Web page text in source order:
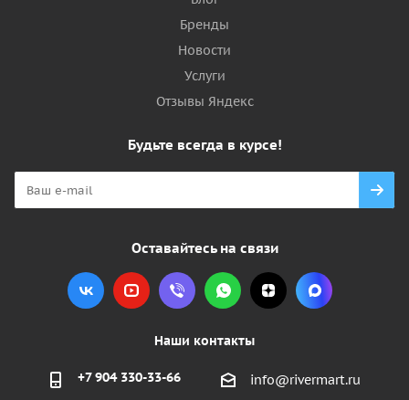
Бренды
Новости
Услуги
Отзывы Яндекс
Будьте всегда в курсе!
Оставайтесь на связи
Наши контакты
+7 904 330-33-66 info@rivermart.ru